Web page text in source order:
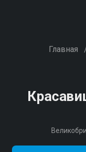
Главная